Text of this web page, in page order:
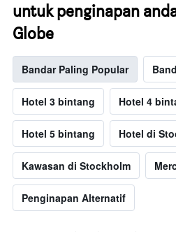
untuk penginapan
Globe
Bandar Paling Popular
Hotel 3 bintang Hotel 4
Hotel 5 bintang Hotel di
Kawasan di Stockholm
Penginapan Alternatif